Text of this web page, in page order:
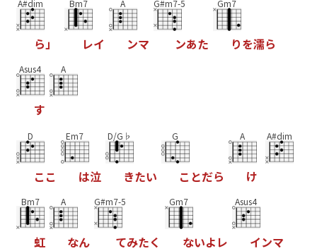
A#dim
ら」
Bm7
レイ
A
ンマ
G#m7-5
ンあた
Gm7
りを濡ら
Asus4
す
A
D
こ こ
Em7
は泣
D/G♭
きたい
G
こ とだら
A
け
A#dim
Bm7
虹
A
なん
G#m7-5
てみたく
Gm7
ないよ レ
Asus4
インマ